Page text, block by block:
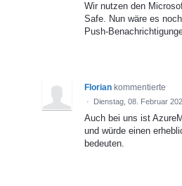
Wir nutzen den
Safe. Nun wäre es
Push-
Florian kommentierte
· Dienstag, 08. Februar
Auch bei uns ist
und würde einen
bedeuten.